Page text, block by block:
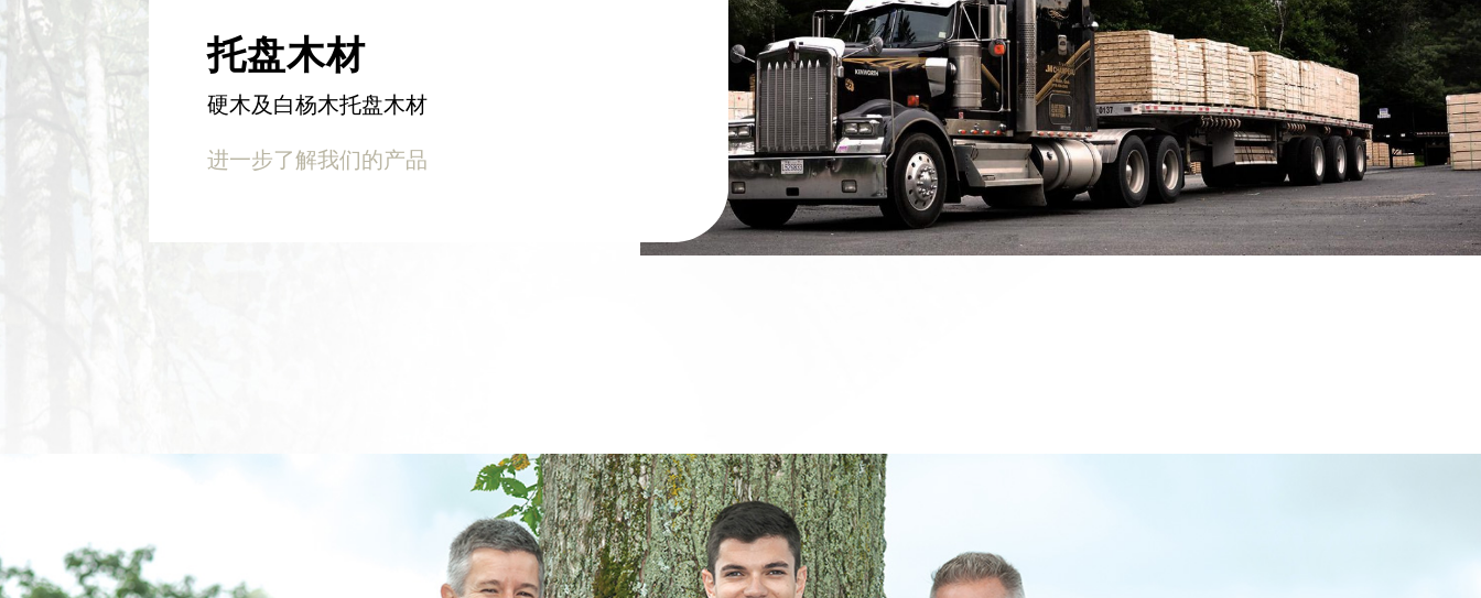
托盘木材
硬木及白杨木托盘木材
进一步了解我们的产品